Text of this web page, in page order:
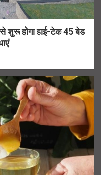
होगा हाई-टेक 45 बेड